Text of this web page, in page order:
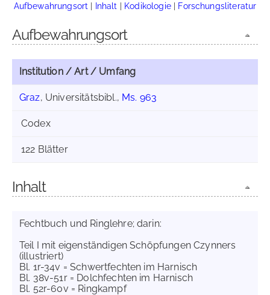
Aufbewahrungsort | Inhalt | Kodikologie| Forschungsliteratur
Aufbewahrungsort
Institution / Art / Umfang
Graz, Universitätsbibl., Ms. 963
Codex
122 Blätter
Inhalt
Fechtbuch und Ringlehre; darin:
Teil I mit eigenständigen Schöpfungen Czynners
(illustriert)
Bl. 1r-34v = Schwertfechten im Harnisch
Bl. 38v-51r = Dolchfechten im Harnisch
Bl. 52r-60v = Ringkampf